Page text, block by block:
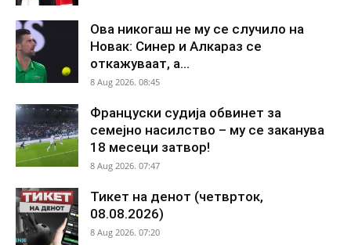
Ова никогаш не му се случило на
Новак: Синер и Алкараз се
откажуваат, а...
8 Aug 2026. 08:45
Француски судија обвинет за
семејно насилство – му се заканува
18 месеци затвор!
8 Aug 2026. 07:47
Тикет на денот (четврток,
08.08.2026)
8 Aug 2026. 07:20